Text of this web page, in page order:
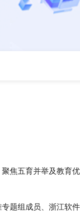
焦五育并举及教育优
题组成员、浙江软